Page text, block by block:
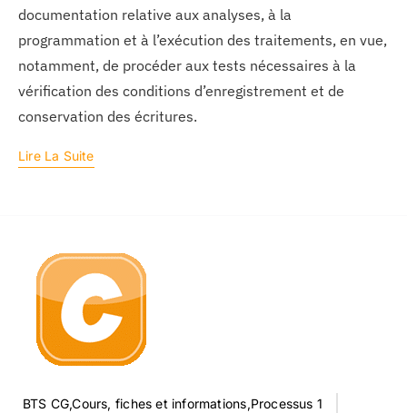
documentation relative aux analyses, à la
programmation et à l’exécution des traitements, en vue,
notamment, de procéder aux tests nécessaires à la
vérification des conditions d’enregistrement et de
conservation des écritures.
Lire La Suite
BTS CG,Cours, fiches et informations,Processus 1